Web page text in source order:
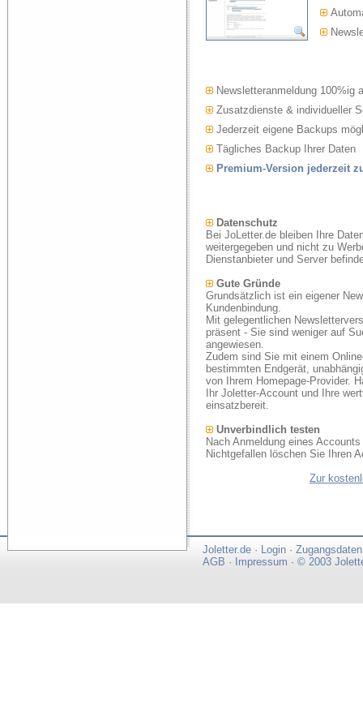
Newsletteranmeldung 100%ig
Zusatzdienste & individueller
Jederzeit eigene Backups
Tägliches Backup Ihrer Daten
Premium-Version jederzeit
Datenschutz
Bei JoLetter.de bleiben Ihre
weitergegeben und nicht zu
Dienstanbieter und Server
Gute Gründe
Grundsätzlich ist ein eigener
Kundenbindung.
Mit gelegentlichen
präsent - Sie sind weniger auf
angewiesen.
Zudem sind Sie mit einem
bestimmten Endgerät,
von Ihrem Homepage-Provider.
Ihr Joletter-Account und Ihre
einsatzbereit.
Unverbindlich testen
Nach Anmeldung eines
Nichtgefallen löschen Sie Ihren
Zur
Joletter.de · Login · Zugangsdaten
AGB · Impressum · © 2003